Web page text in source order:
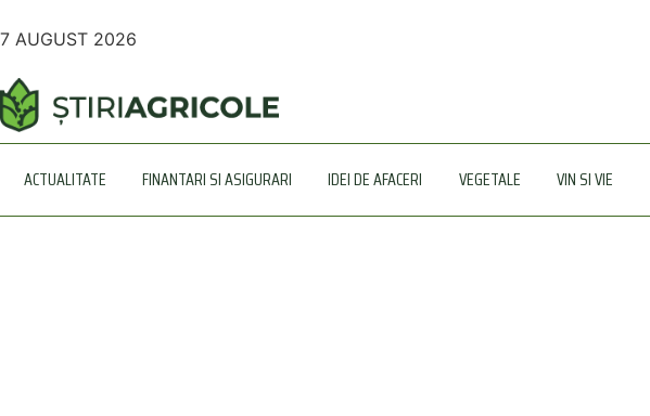
7 AUGUST 2026
ACTUALITATE FINANTARI SI ASIGURARI IDEI DE AFACERI VEGETALE VIN SI VIE